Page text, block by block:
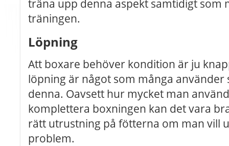
träna upp denna aspekt samtidigt som
träningen.
Löpning
Att boxare behöver kondition är ju
löpning är något som många
denna. Oavsett hur mycket man
komplettera boxningen kan det vara
rätt utrustning på fötterna om man vill
problem.